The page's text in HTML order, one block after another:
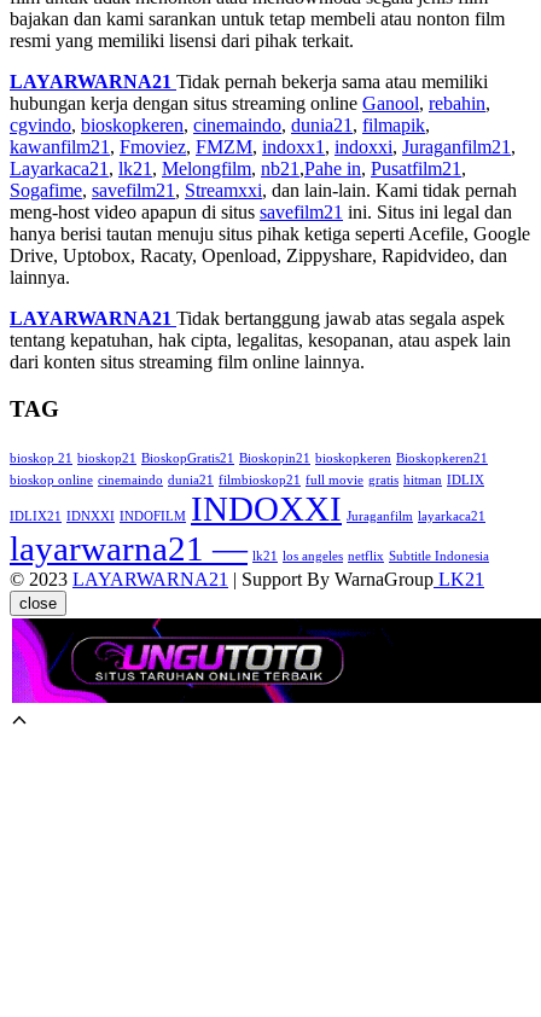
bajakan dan kami sarankan untuk tetap membeli atau nonton film
resmi yang memiliki lisensi dari pihak terkait.
LAYARWARNA21 Tidak pernah bekerja sama atau memiliki
hubungan kerja dengan situs streaming online Ganool, rebahin,
cgvindo, bioskopkeren, cinemaindo, dunia21 , filmapik,
kawanfilm21 , Fmoviez, FMZM, indoxx1 , indoxxi, Juraganfilm21 ,
Layarkaca21 , lk21 , Melongfilm, nb21 ,Pahe in, Pusatfilm21 ,
Sogafime, savefilm21 , Streamxxi, dan lain-lain. Kami tidak pernah
meng-host video apapun di situs savefilm21 ini. Situs ini legal dan
hanya berisi tautan menuju situs pihak ketiga seperti Acefile, Google
Drive, Uptobox, Racaty, Openload, Zippyshare, Rapidvideo, dan
lainnya.
LAYARWARNA21 Tidak bertanggung jawab atas segala aspek
tentang kepatuhan, hak cipta, legalitas, kesopanan, atau aspek lain
dari konten situs streaming film online lainnya.
TAG
bioskop 21 bioskop21 BioskopGratis21 Bioskopin21 bioskopkeren Bioskopkeren21
bioskop online cinemaindo dunia21 filmbioskop21 full movie gratis hitman IDLIX
IDLIX21 IDNXXI INDOFILM INDOXXI Juraganfilm layarkaca21
layarwarna21 — lk21 los angeles netflix Subtitle Indonesia
© 2023 LAYARWARNA21 | Support By WarnaGroup LK21
close